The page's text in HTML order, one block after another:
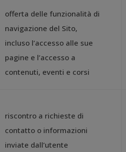
offerta delle funzionalità di
navigazione del Sito,
incluso l’accesso alle sue
pagine e l’accesso a
contenuti, eventi e corsi
riscontro a richieste di
contatto o informazioni
inviate dall’utente